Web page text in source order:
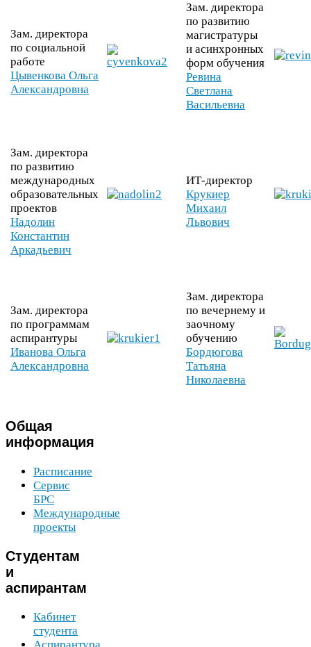
Зам. директора
по социальной
работе
Цывенкова Ольга
Александровна
Зам. директора
по развитию
магистратуры
и асинхронных
форм обучения
Ревина
Светлана
Васильевна
Зам. директора
по развитию
международных
образовательных
проектов
Надолин
Константин
Аркадьевич
ИТ-​директор
Крукиер
Михаил
Львович
Зам. директора
по программам
аспирантуры
Иванова Ольга
Александровна
Зам. директора
по вечернему и
заочному
обучению
Бордюгова
Татьяна
Николаевна
Общая
информация
Расписание
Сервис
БРС
Международные
проекты
Студентам
и
аспирантам
Кабинет
студента